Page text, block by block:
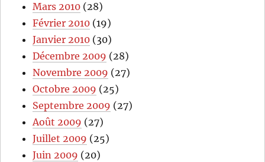
Mars 2010 (28)
Février 2010 (19)
Janvier 2010 (30)
Décembre 2009 (28)
Novembre 2009 (27)
Octobre 2009 (25)
Septembre 2009 (27)
Août 2009 (27)
Juillet 2009 (25)
Juin 2009 (20)